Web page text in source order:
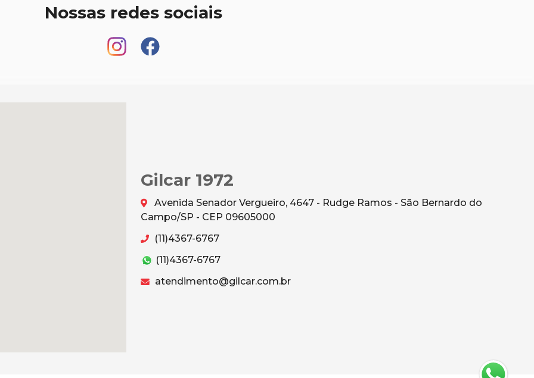
Nossas redes sociais
Gilcar 1972
Avenida Senador Vergueiro, 4647 - Rudge Ramos - São Bernardo do
Campo/SP - CEP 09605000
(11)4367-6767
(11)4367-6767
atendimento@gilcar.com.br